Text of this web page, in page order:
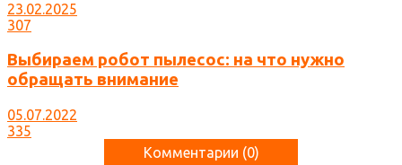
23.02.2025
307
Выбираем робот пылесос: на что нужно
обращать внимание
05.07.2022
335
Комментарии (0)